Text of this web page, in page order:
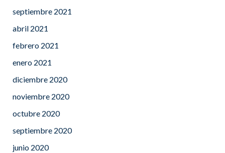
septiembre 2021
abril 2021
febrero 2021
enero 2021
diciembre 2020
noviembre 2020
octubre 2020
septiembre 2020
junio 2020